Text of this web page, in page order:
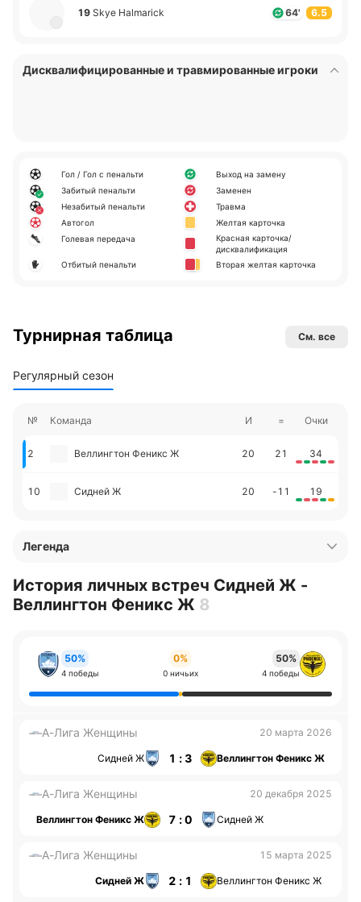
19 Skye Halmarick 64' 6.5
Дисквалифицированные и травмированные игроки
Гол / Гол с пенальти
Забитый пенальти
Незабитый пенальти
Автогол
Голевая передача
Отбитый пенальти
Выход на замену
Заменен
Травма
Желтая карточка
Красная карточка/
дисквалификация
Вторая желтая карточка
Турнирная таблица См. все
Регулярный сезон
№ Команда И = Очки
2 Веллингтон Феникс Ж 20 21 34
10 Сидней Ж 20 -11 19
Легенда
История личных встреч Сидней Ж -
Веллингтон Феникс Ж 8
50%
4 победы
0%
0 ничьих
50%
4 победы
А-Лига Женщины 20 марта 2026
Сидней Ж 1 : 3 Веллингтон Феникс Ж
А-Лига Женщины 20 декабря 2025
Веллингтон Феникс Ж 7 : 0 Сидней Ж
А-Лига Женщины 15 марта 2025
Сидней Ж 2 : 1 Веллингтон Феникс Ж